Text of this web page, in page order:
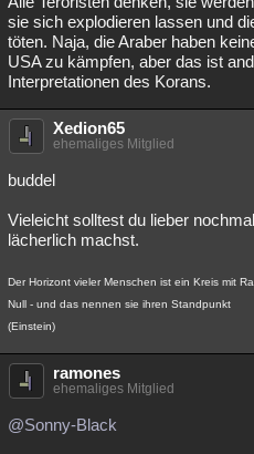
sie sich explodieren lassen und
töten. Naja, die Araber haben
USA zu kämpfen, aber das ist
Interpretationen des Korans.
Xedion65
ehemaliges Mitglied
buddel
Vieleicht solltest du lieber
lächerlich machst.
Der Horizont vieler Menschen ist ein Kreis mit
Null - und das nennen sie ihren Standpunkt
(Einstein)
ramones
ehemaliges Mitglied
@Sonny-Black